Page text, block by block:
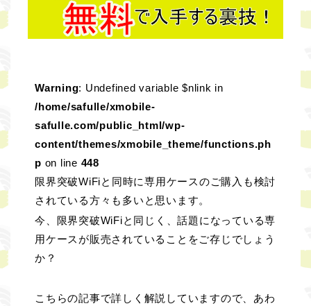
Warning: Undefined variable $nlink in
/home/safulle/xmobile-
safulle.com/public_html/wp-
content/themes/xmobile_theme/functions.ph
p on line 448
限界突破WiFiと同時に専用ケースのご購入も検討
されている方々も多いと思います。
今、限界突破WiFiと同じく、話題になっている専
用ケースが販売されていることをご存じでしょう
か？
こちらの記事で詳しく解説していますので、あわ